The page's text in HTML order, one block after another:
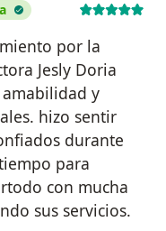
por la
Jesly Doria
y
hizo sentir
durante
para
con mucha
sus servicios.